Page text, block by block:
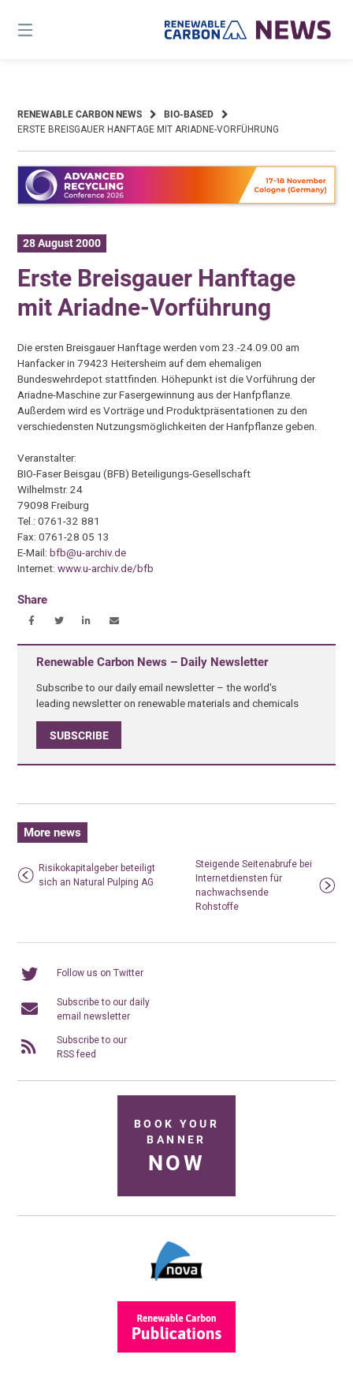
content
RENEWABLE CARBON NEWS
BIO-BASED
ERSTE BREISGAUER HANFTAGE MIT ARIADNE-VORFÜHRUNG
28 August 2000
Erste Breisgauer Hanftage
mit Ariadne-Vorführung
Die ersten Breisgauer Hanftage werden vom 23.-24.09.00 am
Hanfacker in 79423 Heitersheim auf dem ehemaligen
Bundeswehrdepot stattfinden. Höhepunkt ist die Vorführung der
Ariadne-Maschine zur Fasergewinnung aus der Hanfpflanze.
Außerdem wird es Vorträge und Produktpräsentationen zu den
verschiedensten Nutzungsmöglichkeiten der Hanfpflanze geben.
Veranstalter:
BIO-Faser Beisgau (BFB) Beteiligungs-Gesellschaft
Wilhelmstr. 24
79098 Freiburg
Tel.: 0761-32 881
Fax: 0761-28 05 13
E-Mail:bfb@u-archiv.de
Internet:www.u-archiv.de/bfb
Share
Renewable Carbon News – Daily Newsletter
Subscribe to our daily email newsletter – the world's
leading newsletter on renewable materials and chemicals
SUBSCRIBE
More news
Risikokapitalgeber beteiligt
sich an Natural Pulping AG
Steigende Seitenabrufe bei
Internetdiensten für
nachwachsende
Rohstoffe
Follow us on Twitter
Subscribe to our daily
email newsletter
Subscribe to our
RSS feed
BOOK YOUR
BANNER
NOW